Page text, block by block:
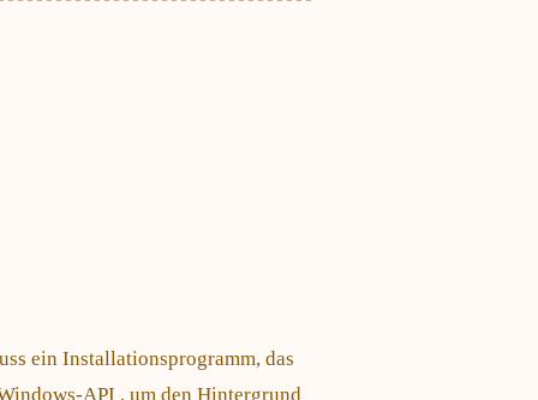
ein Installationsprogramm, das
API , um den Hintergrund